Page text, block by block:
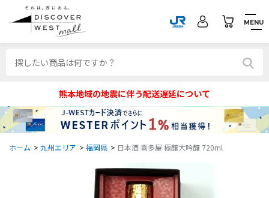
MENU
熊本地域の地震に伴う配送遅延について
ホーム > 九州エリア > 福岡県 > 日本酒 喜多屋 極醸大吟醸 720ml